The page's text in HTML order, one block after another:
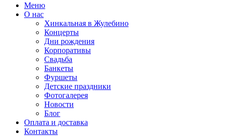
Меню
О нас
Хинкальная в Жулебино
Концерты
Дни рождения
Корпоративы
Свадьба
Банкеты
Фуршеты
Детские праздники
Фотогалерея
Новости
Блог
Оплата и доставка
Контакты